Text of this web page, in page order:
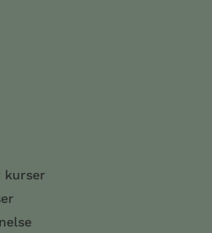
kurser